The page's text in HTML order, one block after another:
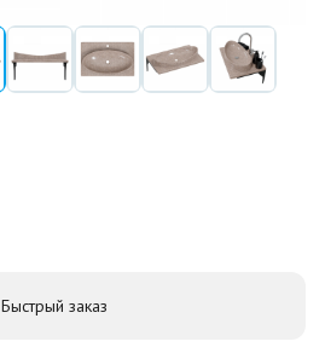
Быстрый заказ